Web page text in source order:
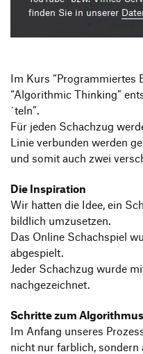
Transfer und Kooperation
Produktgestaltung B.A.
finden Sie in unserer
Im Kurs “Programmiertes
“Algorithmic Thinking”
´teln”.
Für jeden Schachzug
Linie verbunden werden
und somit auch zwei
Die Inspiration
Wir hatten die Idee, ein
bildlich umzusetzen.
Das Online Schachspiel
abgespielt.
Jeder Schachzug wurde
nachgezeichnet.
Schritte zum
Im Anfang unseres
nicht nur farblich, sondern